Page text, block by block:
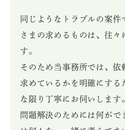
同じようなトラブルの案件
さまの求めるものは、往々
す。
そのため当事務所では、依
求めているかを明確にする
な限り丁寧にお伺いします
問題解決のためには何がで